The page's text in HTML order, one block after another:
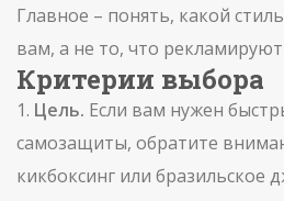
Главное – понять, какой
вам, а не то, что рекламируют
Критерии выбора
1. Цель. Если вам нужен
самозащиты, обратите
кикбоксинг или бразильское